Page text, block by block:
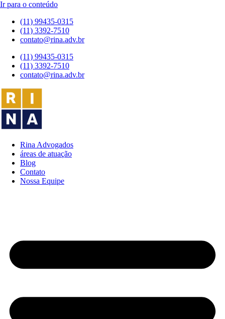
Ir para o conteúdo
(11) 99435-0315
(11) 3392-7510
contato@rina.adv.br
(11) 99435-0315
(11) 3392-7510
contato@rina.adv.br
Rina Advogados
áreas de atuação
Blog
Contato
Nossa Equipe